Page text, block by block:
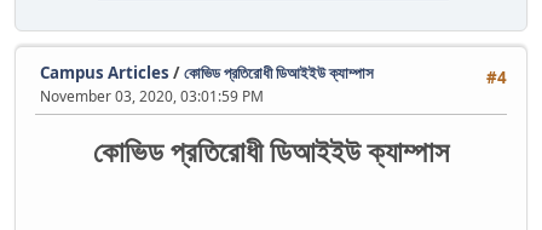
#4
Campus Articles /কোভিড প্রতিরোধী ডিআইইউ ক্যাম্পাস
November 03, 2020, 03:01:59 PM
কোভিড প্রতিরোধী ডিআইইউ ক্যাম্পাস